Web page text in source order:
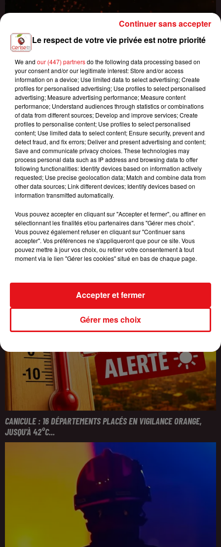
INCENDIES : 184 PERSONNES INTERPELLÉES DEPUIS DÉBUT
JUILLET, DES...
CANICULE : 16 DÉPARTEMENTS PLACÉS EN VIGILANCE ORANGE,
JUSQU'À 42°C...
Le respect de votre vie privée est notre priorité
We and our (447) partnersdo the following data processing based on
your consent and/or our legitimate interest: Store and/or access
information on a device; Use limited data to select advertising; Create
profiles for personalised advertising; Use profiles to select personalised
advertising; Measure advertising performance; Measure content
performance; Understand audiences through statistics or combinations
of data from different sources; Develop and improve services; Create
profiles to personalise content; Use profiles to select personalised
content; Use limited data to select content; Ensure security, prevent and
detect fraud, and fix errors; Deliver and present advertising and content;
Save and communicate privacy choices. These technologies may
process personal data such as IP address and browsing data to offer
following functionalities: Identify devices based on information actively
requested; Use precise geolocation data; Match and combine data from
other data sources; Link different devices; Identify devices based on
information transmitted automatically.
Vous pouvez accepter en cliquant sur "Accepter et fermer", ou affiner en
sélectionnant les finalités et/ou partenaires dans "Gérer mes choix".
Vous pouvez également refuser en cliquant sur "Continuer sans
accepter". Vos préférences ne s'appliqueront que pour ce site. Vous
pouvez mettre à jour vos choix, ou retirer votre consentement à tout
moment via le lien "Gérer les cookies" situé en bas de chaque page.
Gérer mes choix
Accepter et fermer
Continuer sans accepter